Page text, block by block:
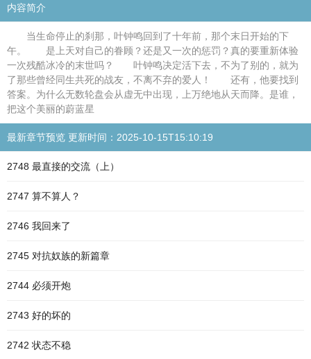
内容简介
当生命停止的刹那，叶钟鸣回到了十年前，那个末日开始的下
午。 是上天对自己的眷顾？还是又一次的惩罚？真的要重新体验
一次残酷冰冷的末世吗？ 叶钟鸣决定活下去，不为了别的，就为
了那些曾经同生共死的战友，不离不弃的爱人！ 还有，他要找到
答案。为什么无数轮盘会从虚无中出现，上万绝地从天而降。是谁，
把这个美丽的蔚蓝星
最新章节预览 更新时间：2025-10-15T15:10:19
2748 最直接的交流（上）
2747 算不算人？
2746 我回来了
2745 对抗奴族的新篇章
2744 必须开炮
2743 好的坏的
2742 状态不稳